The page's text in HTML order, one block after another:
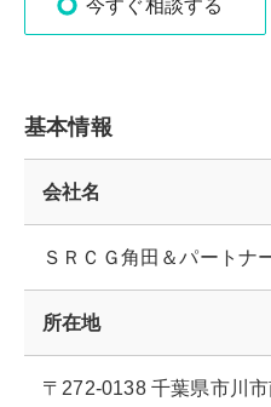
今すぐ相談する
基本情報
会社名
ＳＲＣＧ角田＆パートナ
所在地
〒272-0138 千葉県市川